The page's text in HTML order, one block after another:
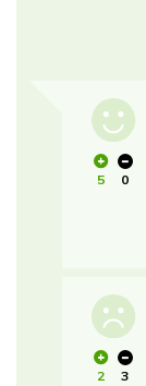
5 0
2 3